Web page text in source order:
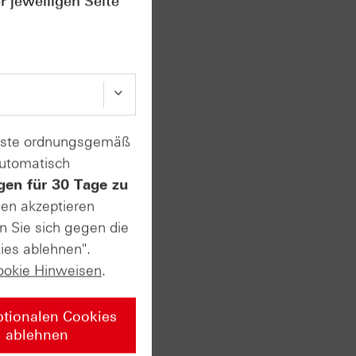
ersten
Am
ordnungsgemäß
für 30 Tage zu
akzeptieren
Sie sich gegen die
ablehnen".
Hinweisen.
Cookies
ablehnen